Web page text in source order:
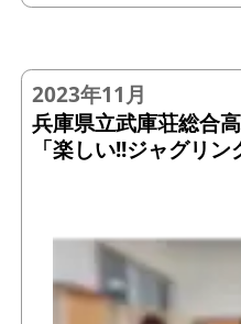
2023年11月
兵庫県立武庫荘総合
「楽しい!!ジャグリン